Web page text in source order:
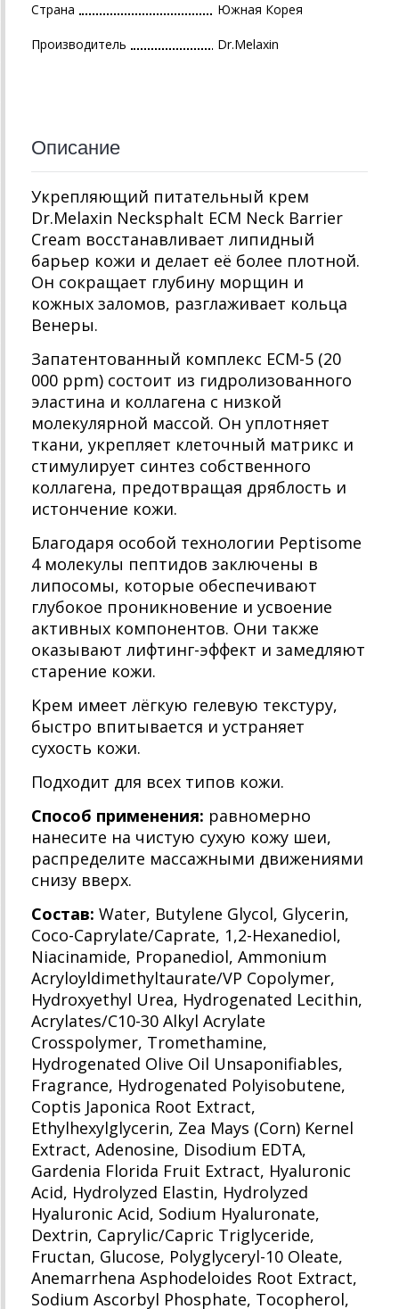
Страна Южная Корея
Производитель Dr.Melaxin
Описание
Укрепляющий питательный крем
Dr.Melaxin Necksphalt ECM Neck Barrier
Cream восстанавливает липидный
барьер кожи и делает её более плотной.
Он сокращает глубину морщин и
кожных заломов, разглаживает кольца
Венеры.
Запатентованный комплекс ECM-5 (20
000 ppm) состоит из гидролизованного
эластина и коллагена с низкой
молекулярной массой. Он уплотняет
ткани, укрепляет клеточный матрикс и
стимулирует синтез собственного
коллагена, предотвращая дряблость и
истончение кожи.
Благодаря особой технологии Peptisome
4 молекулы пептидов заключены в
липосомы, которые обеспечивают
глубокое проникновение и усвоение
активных компонентов. Они также
оказывают лифтинг-эффект и замедляют
старение кожи.
Крем имеет лёгкую гелевую текстуру,
быстро впитывается и устраняет
сухость кожи.
Подходит для всех типов кожи.
Способ применения: равномерно
нанесите на чистую сухую кожу шеи,
распределите массажными движениями
снизу вверх.
Состав: Water, Butylene Glycol, Glycerin,
Coco-Caprylate/Caprate, 1,2-Hexanediol,
Niacinamide, Propanediol, Ammonium
Acryloyldimethyltaurate/VP Copolymer,
Hydroxyethyl Urea, Hydrogenated Lecithin,
Acrylates/C10-30 Alkyl Acrylate
Crosspolymer, Tromethamine,
Hydrogenated Olive Oil Unsaponifiables,
Fragrance, Hydrogenated Polyisobutene,
Coptis Japonica Root Extract,
Ethylhexylglycerin, Zea Mays (Corn) Kernel
Extract, Adenosine, Disodium EDTA,
Gardenia Florida Fruit Extract, Hyaluronic
Acid, Hydrolyzed Elastin, Hydrolyzed
Hyaluronic Acid, Sodium Hyaluronate,
Dextrin, Caprylic/Capric Triglyceride,
Fructan, Glucose, Polyglyceryl-10 Oleate,
Anemarrhena Asphodeloides Root Extract,
Sodium Ascorbyl Phosphate, Tocopherol,